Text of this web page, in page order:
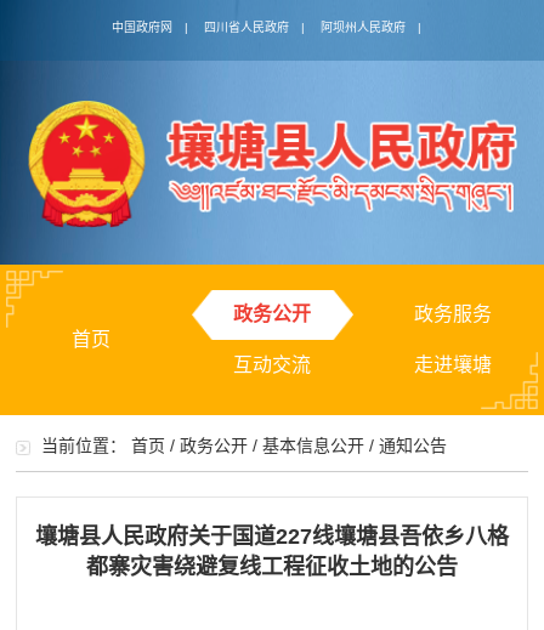
中国政府网 | 四川省人民政府 | 阿坝州人民政府 |
首页
政务公开 政务服务
互动交流 走进壤塘
当前位置：首页 /政务公开 /基本信息公开 /通知公告
壤塘县人民政府关于国道227线壤塘县吾依乡八格
都寨灾害绕避复线工程征收土地的公告